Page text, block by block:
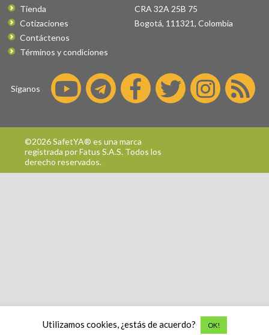
Tienda
Cotizaciones
Contáctenos
Términos y condiciones
CRA 32A 25B 75
Bogotá, 111321, Colombia
Síganos
©2026 SafetYA® es una marca
registrada porFatus S.A.S. Todos los
derecho reservados.
Utilizamos cookies, ¿estás de acuerdo? OK!